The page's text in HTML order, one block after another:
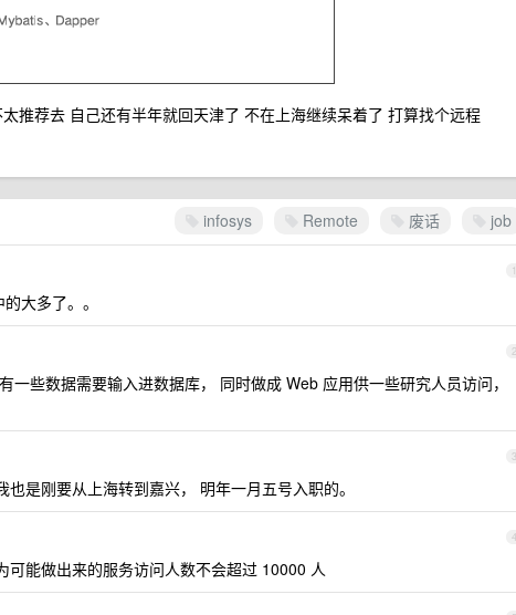
推荐去 自己还有半年就回天津了 不在上海继续呆着了 打算找个远程
infosys Remote 废话 job
1
大多了。。
2
一些数据需要输入进数据库， 同时做成 Web 应用供一些研究人员访问，
3
是刚要从上海转到嘉兴， 明年一月五号入职的。
4
可能做出来的服务访问人数不会超过 10000 人